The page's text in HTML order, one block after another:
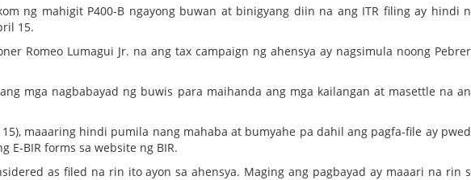
ng mahigit P400-B ngayong buwan at binigyang diin na ang ITR filing ay hindi
15.
Romeo Lumagui Jr. na ang tax campaign ng ahensya ay nagsimula noong
mga nagbabayad ng buwis para maihanda ang mga kailangan at masettle na
maaaring hindi pumila nang mahaba at bumyahe pa dahil ang pagfa-file ay
E-BIR forms sa website ng BIR.
as filed na rin ito ayon sa ahensya. Maging ang pagbayad ay maaari na rin